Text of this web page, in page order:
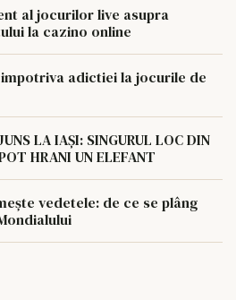
al jocurilor live asupra
la cazino online
adictiei la jocurile de
LA IAȘI: SINGURUL LOC DIN
HRANI UN ELEFANT
vedetele: de ce se plâng